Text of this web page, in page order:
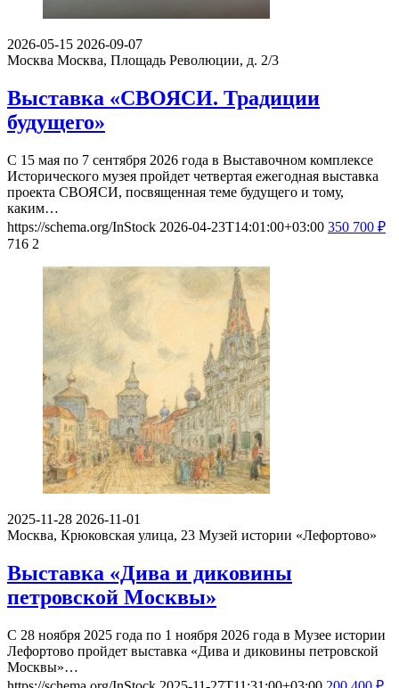
2026-05-15 2026-09-07
Москва Москва, Площадь Революции, д. 2/3
Выставка «СВОЯСИ. Традиции
будущего»
С 15 мая по 7 сентября 2026 года в Выставочном комплексе
Исторического музея пройдет четвертая ежегодная выставка
проекта СВОЯСИ, посвященная теме будущего и тому,
каким…
https://schema.org/InStock 2026-04-23T14:01:00+03:00 350 700 ₽
716 2
2025-11-28 2026-11-01
Москва, Крюковская улица, 23 Музей истории «Лефортово»
Выставка «Дива и диковины
петровской Москвы»
С 28 ноября 2025 года по 1 ноября 2026 года в Музее истории
Лефортово пройдет выставка «Дива и диковины петровской
Москвы»…